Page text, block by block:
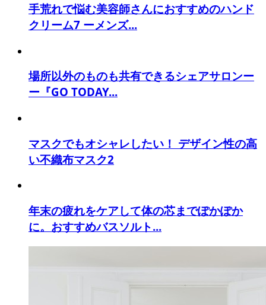
手荒れで悩む美容師さんにおすすめのハンド
クリーム7 ーメンズ...
場所以外のものも共有できるシェアサロンー
ー『GO TODAY...
マスクでもオシャレしたい！ デザイン性の高
い不織布マスク2
年末の疲れをケアして体の芯までぽかぽか
に。おすすめバスソルト...